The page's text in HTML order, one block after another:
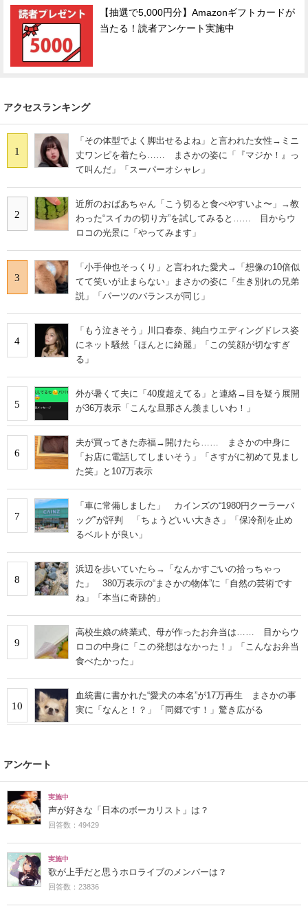
【抽選で5,000円分】Amazonギフトカードが
当たる！読者アンケート実施中
アクセスランキング
1
「その体型でよく脚出せるよね」と言われた女性→ミニ
丈ワンピを着たら…… まさかの姿に「『マジか！』っ
て叫んだ」「スーパーオシャレ」
2
近所のおばあちゃん「こう切ると食べやすいよ〜」→教
わった“スイカの切り方”を試してみると…… 目からウ
ロコの光景に「やってみます」
3
「小手伸也そっくり」と言われた愛犬→「想像の10倍似
てて笑いが止まらない」まさかの姿に「生き別れの兄弟
説」「パーツのバランスが同じ」
4
「もう泣きそう」川口春奈、純白ウエディングドレス姿
にネット騒然「ほんとに綺麗」「この笑顔が切なすぎ
る」
5
外が暑くて夫に「40度超えてる」と連絡→目を疑う展開
が36万表示「こんな旦那さん羨ましいわ！」
6
夫が買ってきた赤福→開けたら…… まさかの中身に
「お店に電話してしまいそう」「さすがに初めて見まし
た笑」と107万表示
7
「車に常備しました」 カインズの“1980円クーラーバ
ッグ”が評判 「ちょうどいい大きさ」「保冷剤を止め
るベルトが良い」
8
浜辺を歩いていたら→「なんかすごいの拾っちゃっ
た」 380万表示の“まさかの物体”に「自然の芸術です
ね」「本当に奇跡的」
9
高校生娘の終業式、母が作ったお弁当は…… 目からウ
ロコの中身に「この発想はなかった！」「こんなお弁当
食べたかった」
10
血統書に書かれた“愛犬の本名”が17万再生 まさかの事
実に「なんと！？」「同郷です！」驚き広がる
アンケート
実施中
声が好きな「日本のボーカリスト」は？
回答数：49429
実施中
歌が上手だと思うホロライブのメンバーは？
回答数：23836